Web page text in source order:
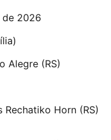
de 2026
Alegre (RS)
Rechatiko Horn (RS)